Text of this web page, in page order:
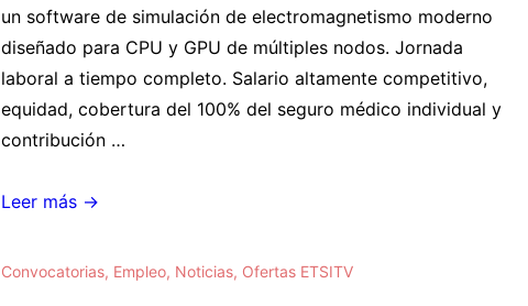
un software de simulación de electromagnetismo moderno
diseñado para CPU y GPU de múltiples nodos. Jornada
laboral a tiempo completo. Salario altamente competitivo,
equidad, cobertura del 100% del seguro médico individual y
contribución …
OFERTA
Flexcompute
Leer más →
Convocatorias, Empleo, Noticias, Ofertas ETSITV